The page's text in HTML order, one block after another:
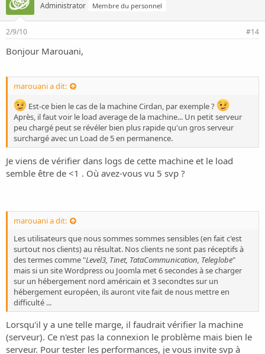
Administrator Membre du personnel
2/9/10 #14
Bonjour Marouani,
marouani a dit:
Est-ce bien le cas de la machine Cirdan, par exemple ?
Après, il faut voir le load average de la machine... Un petit serveur
peu chargé peut se révéler bien plus rapide qu'un gros serveur
surchargé avec un Load de 5 en permanence.
Je viens de vérifier dans logs de cette machine et le load
semble être de <1 . Où avez-vous vu 5 svp ?
marouani a dit:
Les utilisateurs que nous sommes sommes sensibles (en fait c'est
surtout nos clients) au résultat. Nos clients ne sont pas réceptifs à
des termes comme "Level3, Tinet, TataCommunication, Teleglobe"
mais si un site Wordpress ou Joomla met 6 secondes à se charger
sur un hébergement nord américain et 3 secondtes sur un
hébergement européen, ils auront vite fait de nous mettre en
difficulté ...
Lorsqu'il y a une telle marge, il faudrait vérifier la machine
(serveur). Ce n'est pas la connexion le problème mais bien le
serveur. Pour tester les performances, je vous invite svp à